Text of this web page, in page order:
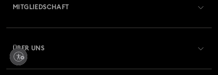
Versand
MITGLIEDSCHAFT
Swarovski Club
ÜBER UNS